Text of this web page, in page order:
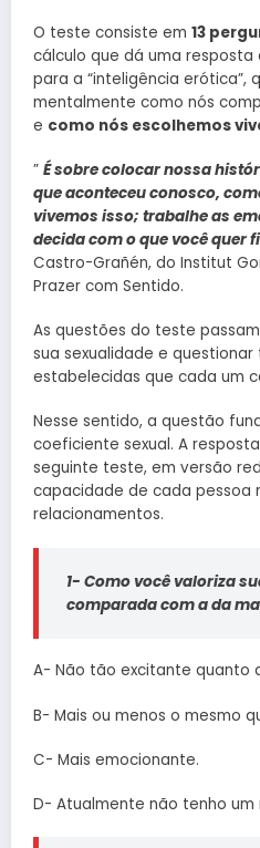
O teste consiste em 13
cálculo que dá uma
para a “inteligência erótica”,
mentalmente como nós
e como nós escolhemos
” É sobre colocar nossa
que aconteceu conosco,
vivemos isso; trabalhe as
decida com o que você quer
Castro-Grañén, do Institut
Prazer com Sentido.
As questões do teste
sua sexualidade e
estabelecidas que cada um
Nesse sentido, a questão
coeficiente sexual. A
seguinte teste, em versão
capacidade de cada pessoa
relacionamentos.
1- Como você valoriza
comparada com a da
A- Não tão excitante quanto
B- Mais ou menos o mesmo
C- Mais emocionante.
D- Atualmente não tenho um